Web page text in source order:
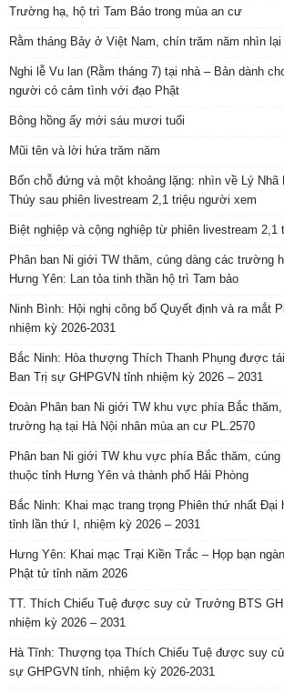
Trường hạ, hộ trì Tam Bảo trong mùa an cư
Rằm tháng Bảy ở Việt Nam, chín trăm năm nhìn lại
Nghi lễ Vu lan (Rằm tháng 7) tại nhà – Bản dành
người có cảm tình với đạo Phật
Bông hồng ấy mới sáu mươi tuổi
Mũi tên và lời hứa trăm năm
Bốn chỗ đứng và một khoảng lặng: nhìn về Lý
Thúy sau phiên livestream 2,1 triệu người xem
Biệt nghiệp và cộng nghiệp từ phiên livestream 2,1
Phân ban Ni giới TW thăm, cúng dàng các trường
Hưng Yên: Lan tỏa tinh thần hộ trì Tam bảo
Ninh Bình: Hội nghị công bố Quyết định và ra mắt
nhiệm kỳ 2026-2031
Bắc Ninh: Hòa thượng Thích Thanh Phụng được
Ban Trị sự GHPGVN tỉnh nhiệm kỳ 2026 – 2031
Đoàn Phân ban Ni giới TW khu vực phía Bắc thăm,
trường hạ tại Hà Nội nhân mùa an cư PL.2570
Phân ban Ni giới TW khu vực phía Bắc thăm,
thuộc tỉnh Hưng Yên và thành phố Hải Phòng
Bắc Ninh: Khai mạc trang trọng Phiên thứ nhất Đại
tỉnh lần thứ I, nhiệm kỳ 2026 – 2031
Hưng Yên: Khai mạc Trại Kiền Trắc – Họp bạn
Phật tử tỉnh năm 2026
TT. Thích Chiếu Tuệ được suy cử Trưởng BTS
nhiệm kỳ 2026 – 2031
Hà Tĩnh: Thượng tọa Thích Chiếu Tuệ được suy
sự GHPGVN tỉnh, nhiệm kỳ 2026-2031